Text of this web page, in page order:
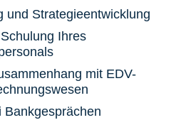
und Strategieentwicklung
Ihres
mit EDV-
Bankgesprächen